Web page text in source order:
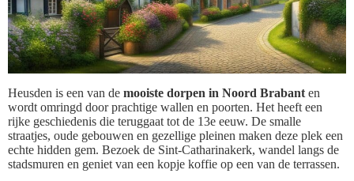
Heusden is een van de mooiste dorpen in Noord Brabant en
wordt omringd door prachtige wallen en poorten. Het heeft een
rijke geschiedenis die teruggaat tot de 13e eeuw. De smalle
straatjes, oude gebouwen en gezellige pleinen maken deze plek een
echte hidden gem. Bezoek de Sint-Catharinakerk, wandel langs de
stadsmuren en geniet van een kopje koffie op een van de terrassen.